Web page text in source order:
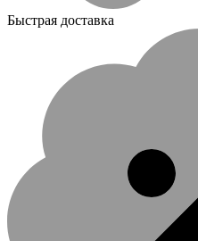
Быстрая доставка